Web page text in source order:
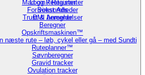
Login / Register
For virksomheder
BMI beregner
Beregner
Opskriftsmaskinen™
næste rute – løb, cykel eller gå – med Sundti
Ruteplanner™
Søvnberegner
Gravid tracker
Ovulation tracker
Mad og Restauranter
Boost Ads
Trust & Anmeldelser